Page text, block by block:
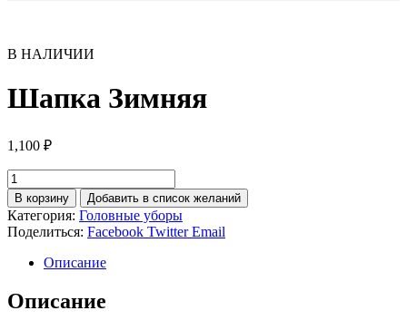
В НАЛИЧИИ
Шапка Зимняя
1,100 ₽
Количество
товара
Шапка
Зимняя
В корзину Добавить в список желаний
Категория: Головные уборы
Поделиться: Facebook Twitter Email
Описание
Описание